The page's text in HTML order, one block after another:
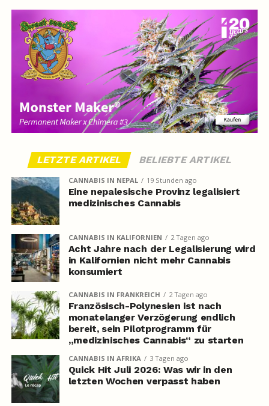
LETZTE ARTIKEL BELIEBTE ARTIKEL
CANNABIS IN NEPAL 19 Stunden ago
Eine nepalesische Provinz legalisiert
medizinisches Cannabis
CANNABIS IN KALIFORNIEN 2 Tagen ago
Acht Jahre nach der Legalisierung wird
in Kalifornien nicht mehr Cannabis
konsumiert
CANNABIS IN FRANKREICH 2 Tagen ago
Französisch-Polynesien ist nach
monatelanger Verzögerung endlich
bereit, sein Pilotprogramm für
„medizinisches Cannabis“ zu starten
CANNABIS IN AFRIKA 3 Tagen ago
Quick Hit Juli 2026: Was wir in den
letzten Wochen verpasst haben